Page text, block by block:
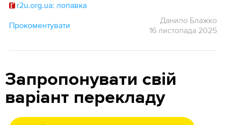
r2u.org.ua: лопавка
Прокоментувати
Данило Блажко
16 листопада 2025
Запропонувати свій
варіант перекладу